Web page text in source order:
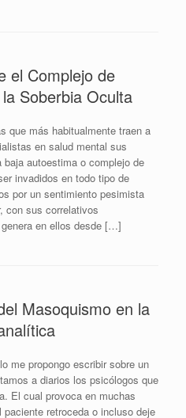
el Complejo de
Soberbia Oculta
que más habitualmente traen a
en salud mental sus
autoestima o complejo de
invadidos en todo tipo de
por un sentimiento pesimista
con sus correlativos
en ellos desde […]
Masoquismo en la
me propongo escribir sobre un
a diarios los psicólogos que
El cual provoca en muchas
paciente retroceda o incluso deje